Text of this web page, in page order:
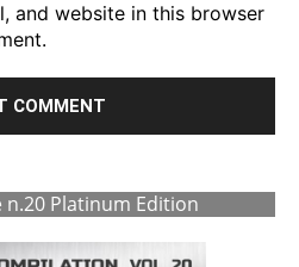
and website in this browser
n.20 Platinum Edition